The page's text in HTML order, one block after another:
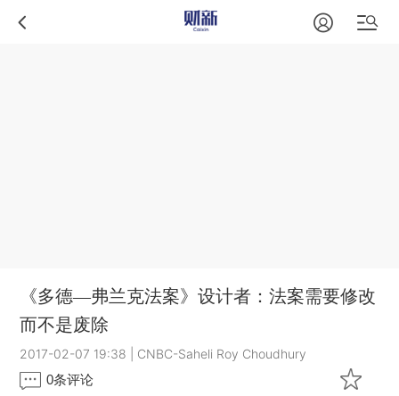
《多德—弗兰克法案》设计者：法案需要修改
而不是废除
2017-02-07 19:38
CNBC-Saheli Roy Choudhury
0条评论